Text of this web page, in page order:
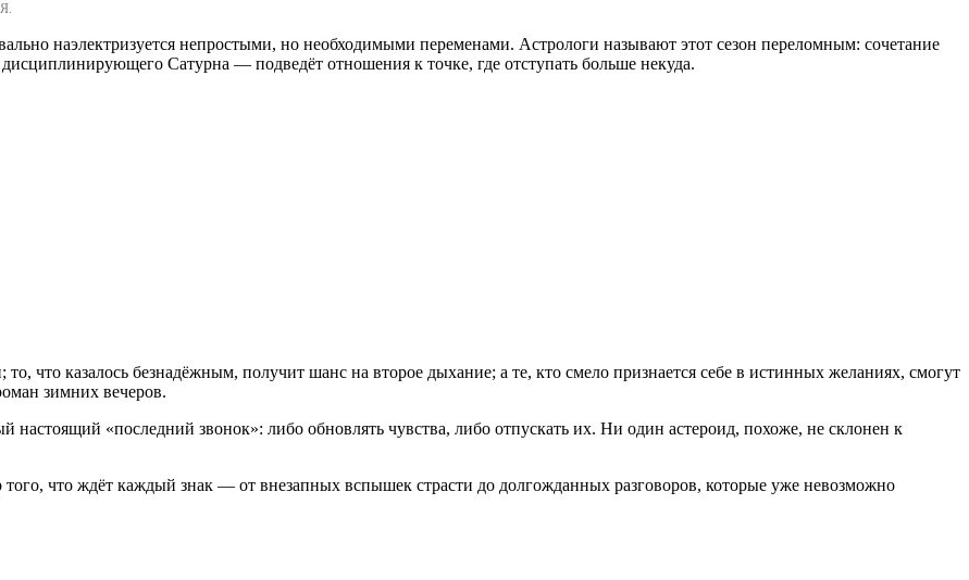
наэлектризуется непростыми, но необходимыми переменами. Астрологи называют этот сезон переломным: сочетание
Сатурна — подведёт отношения к точке, где отступать больше некуда.
что казалось безнадёжным, получит шанс на второе дыхание; а те, кто смело признается себе в истинных желаниях, смогут
зимних вечеров.
«последний звонок»: либо обновлять чувства, либо отпускать их. Ни один астероид, похоже, не склонен к
что ждёт каждый знак — от внезапных вспышек страсти до долгожданных разговоров, которые уже невозможно